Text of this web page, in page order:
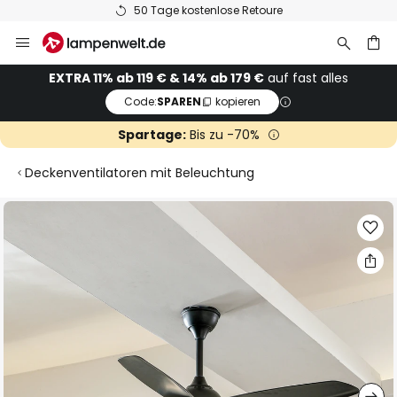
50 Tage kostenlose Retoure
Inhalt
springenEXTRA 11% ab 119 € & 14% ab 179 € auf fast alles
Code:SPAREN kopieren
Spartage:Bis zu -70%
Deckenventilatoren mit Beleuchtung
Zum
der
Bildgalerie